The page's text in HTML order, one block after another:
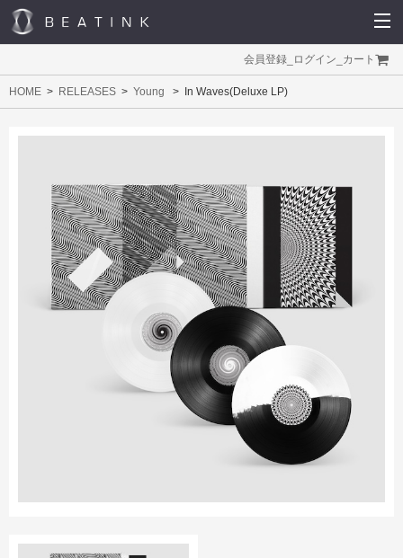
会員登録 ログイン カート
HOME RELEASES Young In Waves(Deluxe LP)